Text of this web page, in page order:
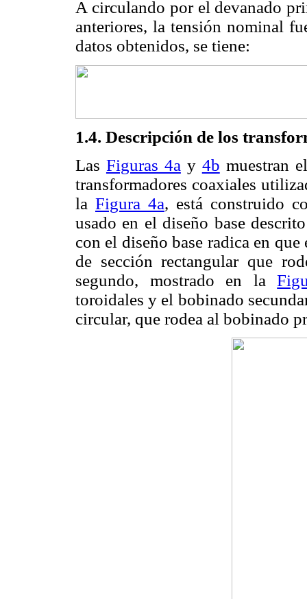
A circulando por el devanado
anteriores, la tensión nominal
datos obtenidos, se tiene:
1.4. Descripción de los
Las Figuras 4a y 4b muestran
transformadores coaxiales
la Figura 4a, está construido
usado en el diseño base
con el diseño base radica en
de sección rectangular que
segundo, mostrado en la
toroidales y el bobinado
circular, que rodea al bobinado